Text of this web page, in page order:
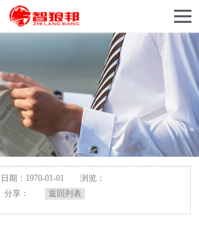
期：1970-01-01
浏览：
分享：
返回列表